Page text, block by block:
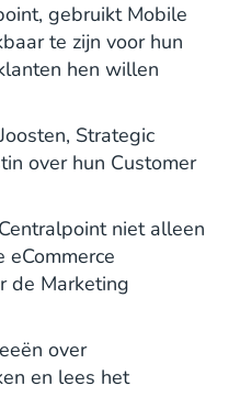
gebruikt Mobile
te zijn voor hun
hen willen
Strategic
over hun Customer
niet alleen
de Marketing
over
en lees het